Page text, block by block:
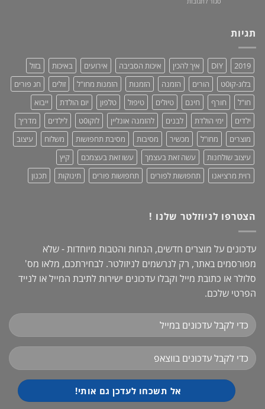
חיים!
2019:
נוחות,
אופנתיות
+
מחמאות!
תגיות
2019
DIY איך להכין איכות הסביבה אירועים באיכות
בזול
בלוג-קו0ט
הורים הזמנה הזמנות הזמנות מחו"ל זולים
חג פורים
חו"ל
חורף חינם טיולים טיפול טלפון יום הולדת
ייבוא
ילדים
ימי הולדת לבנים להזמנה אונליין לוקו0ט לילדים
מדריך
מוצרים
מחו"ל מכשיר מסיבות מסיבת תחפושות משלוח
עיצוב
עיצוב שולחנות
עשה זאת בעצמך עשו זאת בעצמכם
קיץ
רוית מרציאנו
תחפושות לפורים תחפושות פורים תינוקות תכנון
הצטרפו לניוזלטר שלנו !
עדכונים על מוצרים חדשים, הנחות והטבות מיוחדות - שלא
מפורסמים באתר, רק לנרשמים לניזולטר. לבחירתכם, מלאו מס'
סלולר או כתובת מייל וקבלו עדכונים ישירות לתיבת המייל או לנייד
הפרטי שלכם.